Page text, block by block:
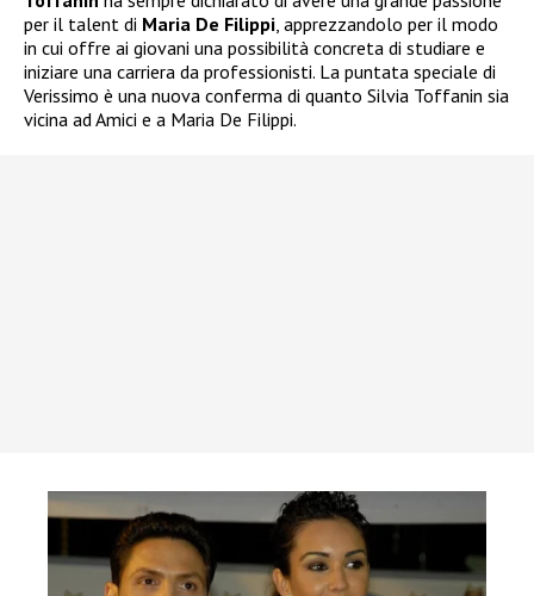
per il talent di Maria De Filippi, apprezzandolo per il modo
in cui offre ai giovani una possibilità concreta di studiare e
iniziare una carriera da professionisti. La puntata speciale di
Verissimo è una nuova conferma di quanto Silvia Toffanin sia
vicina ad Amici e a Maria De Filippi.